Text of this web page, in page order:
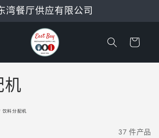
湾餐厅供应有限公司
物
机
饮料分配机
37 件产品